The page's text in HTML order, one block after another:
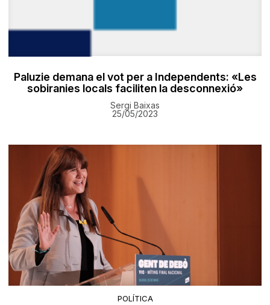
Paluzie demana el vot per a Independents: «Les
sobiranies locals faciliten la desconnexió»
Sergi Baixas
25/05/2023
POLÍTICA